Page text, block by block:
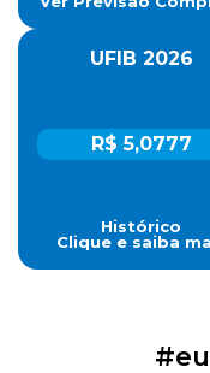
UFIB 2026
R$ 5,0777
Histórico
Clique e saiba
#eu